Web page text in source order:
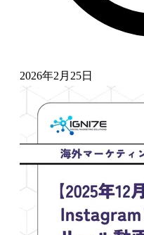
2026年2月25日